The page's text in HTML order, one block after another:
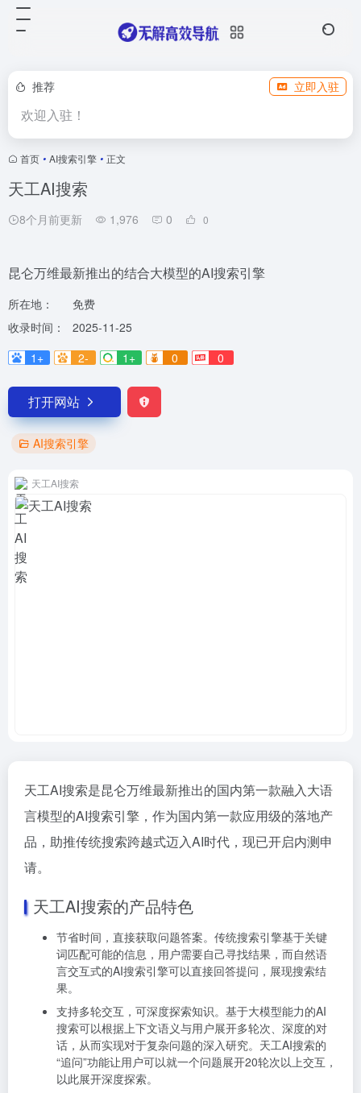
推荐 立即入驻
欢迎入驻！
首页 • AI搜索引擎 • 正文
天工AI搜索
8个月前更新 1,976 0 0
昆仑万维最新推出的结合大模型的AI搜索引擎
所在地：
免费
收录时间：
2025-11-25
1+
2- 1+ 0 0
打开网站
AI搜索引擎
天工AI搜索
天工AI搜索是昆仑万维最新推出的国内第一款融入大语
言模型的AI搜索引擎，作为国内第一款应用级的落地产
品，助推传统搜索跨越式迈入AI时代，现已开启内测申
请。
天工AI搜索的产品特色
节省时间，直接获取问题答案。传统搜索引擎基于关键
词匹配可能的信息，用户需要自己寻找结果，而自然语
言交互式的AI搜索引擎可以直接回答提问，展现搜索结
果。
支持多轮交互，可深度探索知识。基于大模型能力的AI
搜索可以根据上下文语义与用户展开多轮次、深度的对
话，从而实现对于复杂问题的深入研究。天工AI搜索的
“追问”功能让用户可以就一个问题展开20轮次以上交互，
以此展开深度探索。